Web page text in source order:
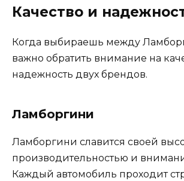
Качество и
Когда выбираешь между
важно обратить внимание на
надежность двух брендов.
Ламборгини
Ламборгини славится своей
производительностью и
Каждый автомобиль проходит